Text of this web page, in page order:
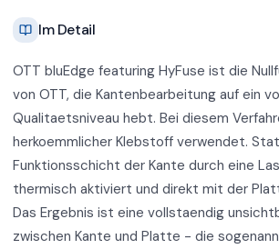
Im Detail
OTT bluEdge featuring HyFuse ist die
von OTT, die Kantenbearbeitung auf ein
Qualitaetsniveau hebt. Bei diesem
herkoemmlicher Klebstoff verwendet.
Funktionsschicht der Kante durch eine
thermisch aktiviert und direkt mit der
Das Ergebnis ist eine vollstaendig
zwischen Kante und Platte - die